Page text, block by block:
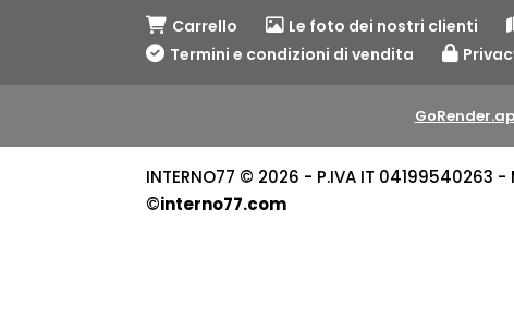
Carrello Le foto dei nostri clienti
Termini e condizioni di vendita
INTERNO77 © 2026 - P.IVA IT
©interno77.com